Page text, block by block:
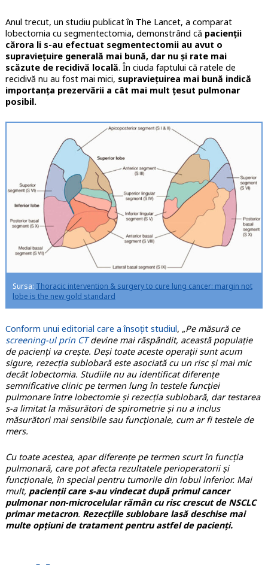
Anul trecut, un studiu publicat în The Lancet, a comparat
lobectomia cu segmentectomia, demonstrând că pacienții
cărora li s-au efectuat segmentectomii au avut o
supraviețuire generală mai bună, dar nu și rate mai
scăzute de recidivă locală. În ciuda faptului că ratele de
recidivă nu au fost mai mici, supraviețuirea mai bună indică
importanța prezervării a cât mai mult țesut pulmonar
posibil.
Sursa: Thoracic intervention & surgery to cure lung cancer: margin not
lobe is the new gold standard
Conform unui editorial care a însoțit studiul, „Pe măsură ce
screening-ul prin CTdevine mai răspândit, această populație
de pacienți va crește. Deși toate aceste operații sunt acum
sigure, rezecția sublobară este asociată cu un risc și mai mic
decât lobectomia. Studiile nu au identificat diferențe
semnificative clinic pe termen lung în testele funcției
pulmonare între lobectomie și rezecția sublobară, dar testarea
s-a limitat la măsurători de spirometrie și nu a inclus
măsurători mai sensibile sau funcționale, cum ar fi testele de
mers.
Cu toate acestea, apar diferențe pe termen scurt în funcția
pulmonară, care pot afecta rezultatele perioperatorii și
funcționale, în special pentru tumorile din lobul inferior. Mai
mult, pacienții care s-au vindecat după primul cancer
pulmonar non-microcelular rămân cu risc crescut de NSCLC
primar metacron. Rezecțiile sublobare lasă deschise mai
multe opțiuni de tratament pentru astfel de pacienți.